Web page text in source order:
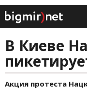
В Киеве
Акция протеста